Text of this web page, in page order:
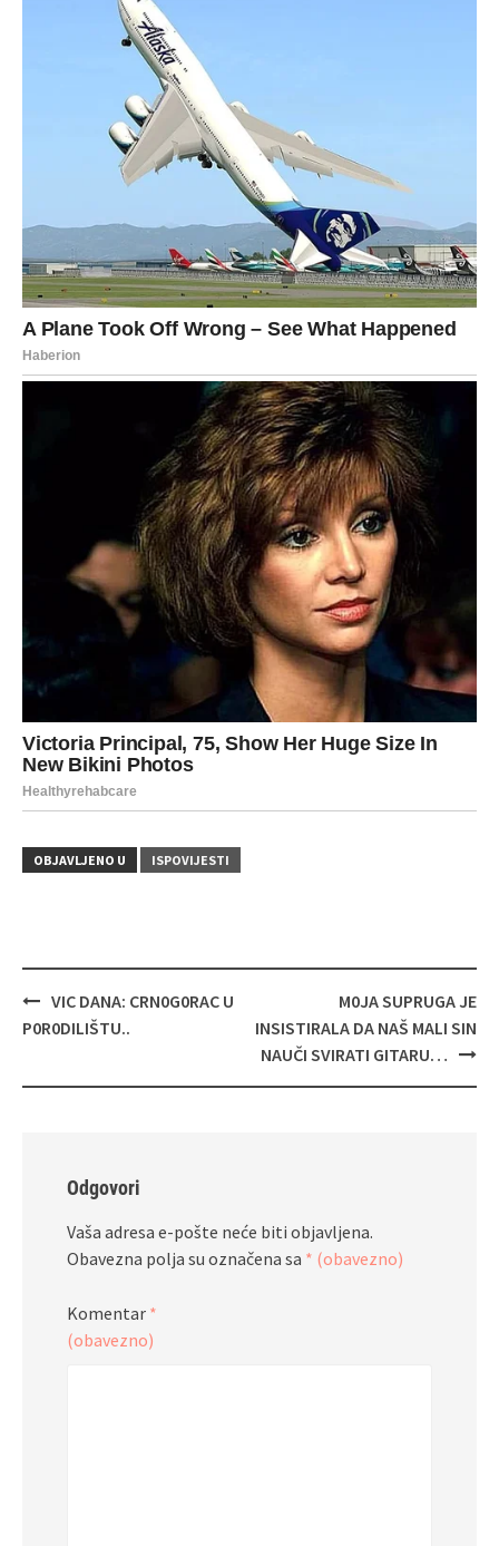
OBJAVLJENO U ISPOVIJESTI
Navigacija
objava
VIC DANA: CRN0G0RAC U
P0R0DILIŠTU..
M0JA SUPRUGA JE
INSISTIRALA DA NAŠ MALI SIN
NAUČI SVIRATI GITARU…
Odgovori
Vaša adresa e-pošte neće biti objavljena.
Obavezna polja su označena sa * (obavezno)
Komentar *
(obavezno)